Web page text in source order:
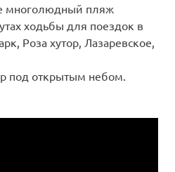
многолюдный пляж
ходьбы для поездок в
Роза хутор, Лазаревское,
под открытым небом.